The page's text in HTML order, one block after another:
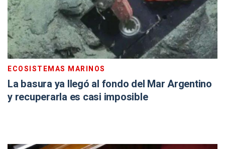
ECOSISTEMAS MARINOS
La basura ya llegó al fondo del Mar Argentino
y recuperarla es casi imposible